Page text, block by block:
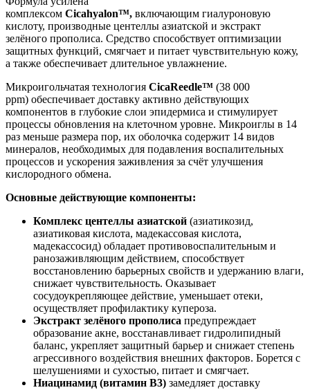
комплексом Cicahyalon™, включающим гиалуроновую
кислоту, производные центеллы азиатской и экстракт
зелёного прополиса. Средство способствует оптимизации
защитных функций, смягчает и питает чувствительную кожу,
а также обеспечивает длительное увлажнение.
Микроигольчатая технология CicaReedle™ (38 000
ppm) обеспечивает доставку активно действующих
компонентов в глубокие слои эпидермиса и стимулирует
процессы обновления на клеточном уровне. Микроиглы в 14
раз меньше размера пор, их оболочка содержит 14 видов
минералов, необходимых для подавления воспалительных
процессов и ускорения заживления за счёт улучшения
кислородного обмена.
Основные действующие компоненты:
Комплекс центеллы азиатской (азиатикозид,
азиатиковая кислота, мадекассовая кислота,
мадекассосид) обладает противовоспалительным и
ранозаживляющим действием, способствует
восстановлению барьерных свойств и удержанию влаги,
снижает чувствительность. Оказывает
сосудоукрепляющее действие, уменьшает отеки,
осуществляет профилактику купероза.
Экстракт зелёного прополиса предупреждает
образование акне, восстанавливает гидролипидный
баланс, укрепляет защитный барьер и снижает степень
агрессивного воздействия внешних факторов. Борется с
шелушениями и сухостью, питает и смягчает.
Ниацинамид (витамин B3) замедляет доставку